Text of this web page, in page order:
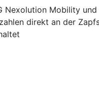
Nexolution Mobility
direkt an der